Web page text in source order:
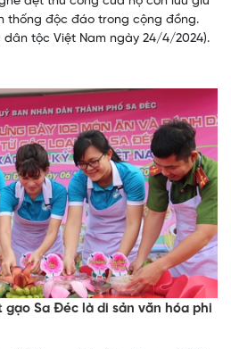
thống độc đáo trong cộng đồng.
dân tộc Việt Nam ngày 24/4/2024).
gạo Sa Đéc là di sản văn hóa phi